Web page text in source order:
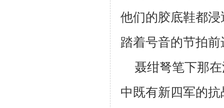
他们的胶底鞋都
踏着号音的节拍前
聂绀弩笔下那
中既有新四军的